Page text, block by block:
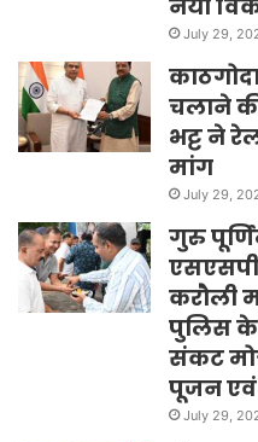
नया
July 29,
चलाने
भट्ट ने
मांग
July 29,
गुरु
करौली
पुलिस के
संकट
पूजन एवं
July 29,